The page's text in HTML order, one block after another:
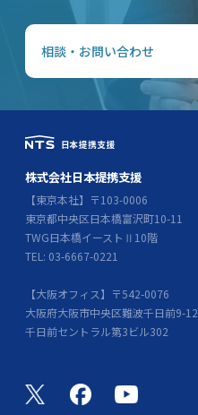
相談・お問い合わせ
株式会社日本提携支援
【東京本社】〒103-0006
東京都中央区日本橋富沢町10-11
TWG日本橋イーストⅡ10階
TEL: 03-6667-0221
【大阪オフィス】〒542-0076
大阪府大阪市中央区難波千日前9-12
千日前セントラル第3ビル302